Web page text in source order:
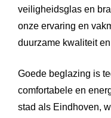
veiligheidsglas en
onze ervaring en
duurzame kwaliteit
Goede beglazing is
comfortabele en
stad als Eindhoven,